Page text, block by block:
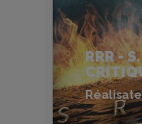
RRR -